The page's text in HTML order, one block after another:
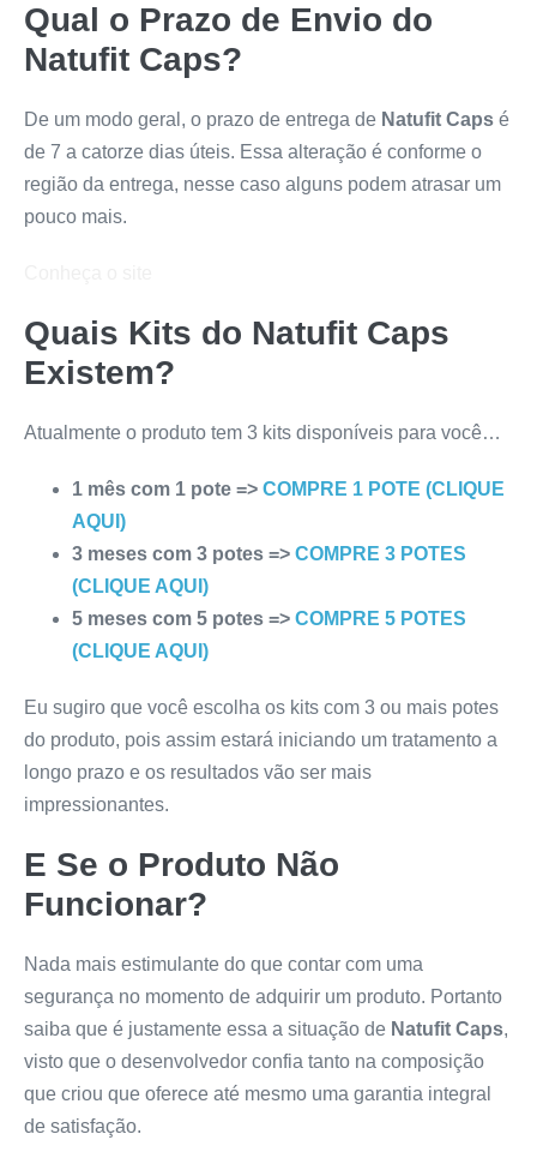
Qual o Prazo de Envio do
Natufit Caps?
De um modo geral, o prazo de entrega de Natufit Caps é
de 7 a catorze dias úteis. Essa alteração é conforme o
região da entrega, nesse caso alguns podem atrasar um
pouco mais.
Quais Kits do Natufit Caps
Existem?
Atualmente o produto tem 3 kits disponíveis para você…
1 mês com 1 pote => COMPRE 1 POTE (CLIQUE
AQUI)
3 meses com 3 potes => COMPRE 3 POTES
(CLIQUE AQUI)
5 meses com 5 potes => COMPRE 5 POTES
(CLIQUE AQUI)
Eu sugiro que você escolha os kits com 3 ou mais potes
do produto, pois assim estará iniciando um tratamento a
longo prazo e os resultados vão ser mais
impressionantes.
E Se o Produto Não
Funcionar?
Nada mais estimulante do que contar com uma
segurança no momento de adquirir um produto. Portanto
saiba que é justamente essa a situação de Natufit Caps,
visto que o desenvolvedor confia tanto na composição
que criou que oferece até mesmo uma garantia integral
de satisfação.